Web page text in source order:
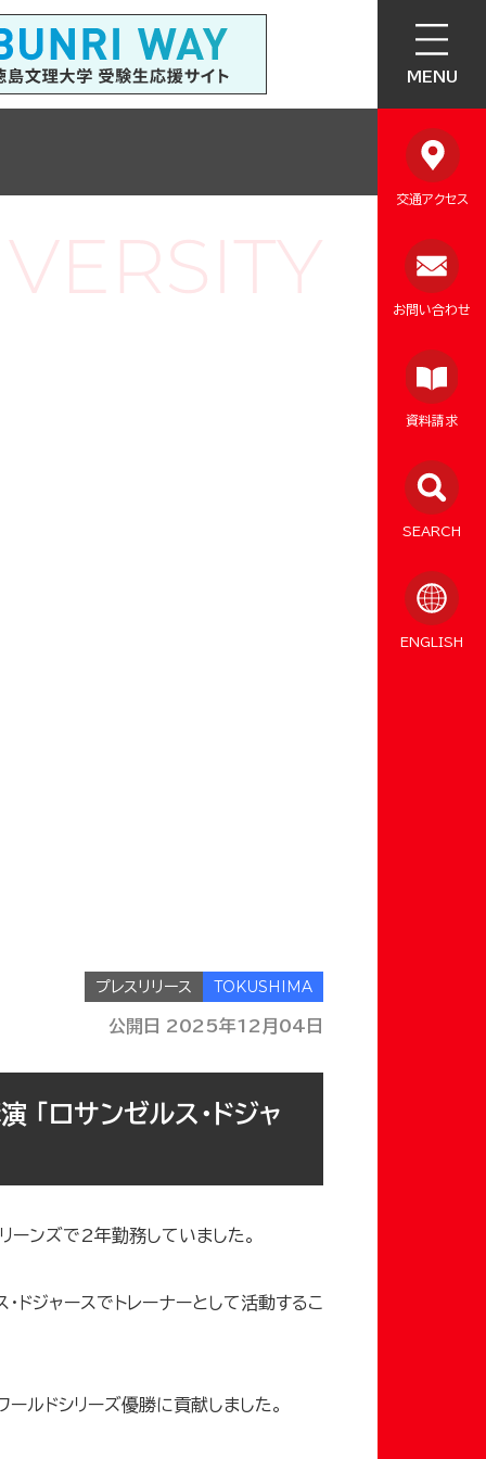
MENU
交通アクセス
お問い合わせ
資料請求
SEARCH
ENGLISH
プレスリリース
公開日 2025年12月04日
「ロサンゼルス・ドジャ
ンズで2年勤務していました。
ジャースでトレーナーとして活動するこ
ルドシリーズ優勝に貢献しました。